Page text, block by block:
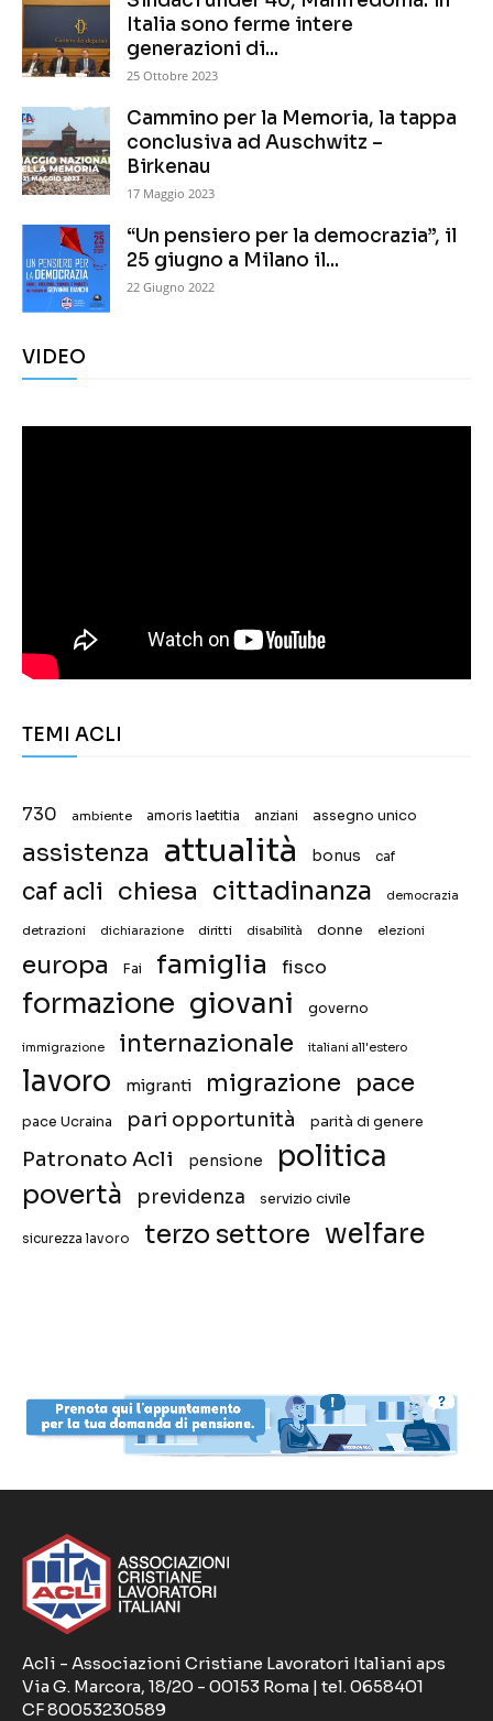
Italia sono ferme intere
generazioni di...
25 Ottobre 2023
Cammino per la Memoria, la tappa
conclusiva ad Auschwitz –
Birkenau
17 Maggio 2023
“Un pensiero per la democrazia”, il
25 giugno a Milano il...
22 Giugno 2022
VIDEO
TEMI ACLI
730 ambiente amoris laetitia anziani assegno unico
assistenza attualità bonus caf
caf acli chiesa cittadinanza democrazia
detrazioni dichiarazione diritti disabilità donne elezioni
europa Fai famiglia fisco
formazione giovani governo
immigrazione internazionale italiani all'estero
lavoro migranti migrazione pace
pace Ucraina pari opportunità parità di genere
Patronato Acli pensione politica
povertà previdenza servizio civile
sicurezza lavoro terzo settore welfare
Acli - Associazioni Cristiane Lavoratori Italiani aps
Via G. Marcora, 18/20 - 00153 Roma | tel. 0658401
CF 80053230589